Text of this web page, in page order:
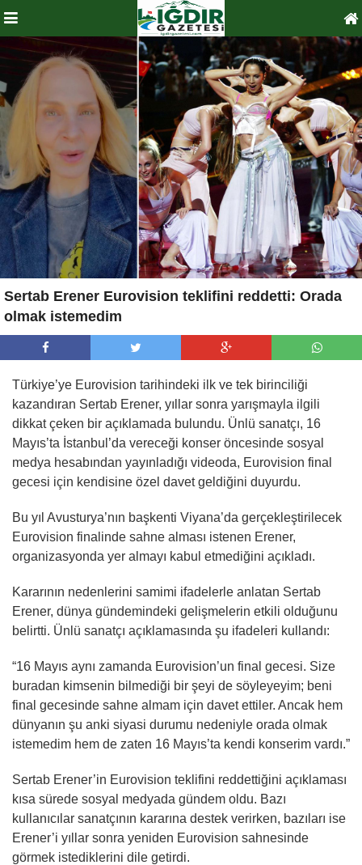
Sertab Erener Eurovision teklifini reddetti: Orada
olmak istemedim
Türkiye’ye Eurovision tarihindeki ilk ve tek birinciliği
kazandıran Sertab Erener, yıllar sonra yarışmayla ilgili
dikkat çeken bir açıklamada bulundu. Ünlü sanatçı, 16
Mayıs’ta İstanbul’da vereceği konser öncesinde sosyal
medya hesabından yayınladığı videoda, Eurovision final
gecesi için kendisine özel davet geldiğini duyurdu.
Bu yıl Avusturya’nın başkenti Viyana’da gerçekleştirilecek
Eurovision finalinde sahne alması istenen Erener,
organizasyonda yer almayı kabul etmediğini açıkladı.
Kararının nedenlerini samimi ifadelerle anlatan Sertab
Erener, dünya gündemindeki gelişmelerin etkili olduğunu
belirtti. Ünlü sanatçı açıklamasında şu ifadeleri kullandı:
“16 Mayıs aynı zamanda Eurovision’un final gecesi. Size
buradan kimsenin bilmediği bir şeyi de söyleyeyim; beni
final gecesinde sahne almam için davet ettiler. Ancak hem
dünyanın şu anki siyasi durumu nedeniyle orada olmak
istemedim hem de zaten 16 Mayıs’ta kendi konserim vardı.”
Sertab Erener’in Eurovision teklifini reddettiğini açıklaması
kısa sürede sosyal medyada gündem oldu. Bazı
kullanıcılar sanatçının kararına destek verirken, bazıları ise
Erener’i yıllar sonra yeniden Eurovision sahnesinde
görmek istediklerini dile getirdi.